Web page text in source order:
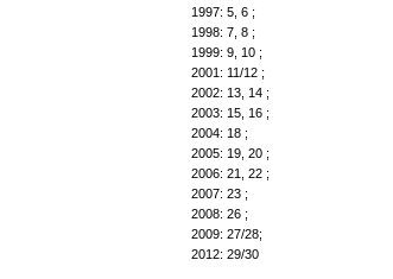
1997: 5, 6 ;
1998: 7, 8 ;
1999: 9, 10 ;
2001: 11/12 ;
2002: 13, 14 ;
2003: 15, 16 ;
2004: 18 ;
2005: 19, 20 ;
2006: 21, 22 ;
2007: 23 ;
2008: 26 ;
2009: 27/28;
2012: 29/30